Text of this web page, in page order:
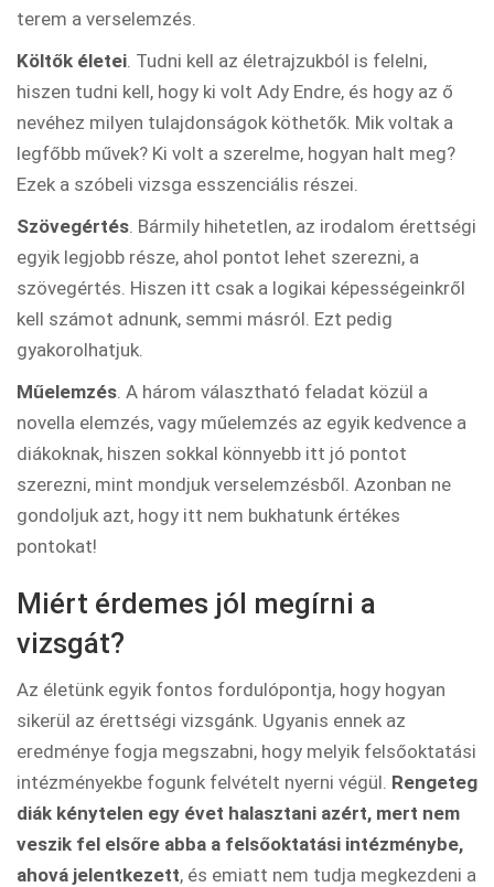
terem a verselemzés.
Költők életei. Tudni kell az életrajzukból is felelni,
hiszen tudni kell, hogy ki volt Ady Endre, és hogy az ő
nevéhez milyen tulajdonságok köthetők. Mik voltak a
legfőbb művek? Ki volt a szerelme, hogyan halt meg?
Ezek a szóbeli vizsga esszenciális részei.
Szövegértés. Bármily hihetetlen, az irodalom érettségi
egyik legjobb része, ahol pontot lehet szerezni, a
szövegértés. Hiszen itt csak a logikai képességeinkről
kell számot adnunk, semmi másról. Ezt pedig
gyakorolhatjuk.
Műelemzés. A három választható feladat közül a
novella elemzés, vagy műelemzés az egyik kedvence a
diákoknak, hiszen sokkal könnyebb itt jó pontot
szerezni, mint mondjuk verselemzésből. Azonban ne
gondoljuk azt, hogy itt nem bukhatunk értékes
pontokat!
Miért érdemes jól megírni a
vizsgát?
Az életünk egyik fontos fordulópontja, hogy hogyan
sikerül az érettségi vizsgánk. Ugyanis ennek az
eredménye fogja megszabni, hogy melyik felsőoktatási
intézményekbe fogunk felvételt nyerni végül. Rengeteg
diák kénytelen egy évet halasztani azért, mert nem
veszik fel elsőre abba a felsőoktatási intézménybe,
ahová jelentkezett, és emiatt nem tudja megkezdeni a